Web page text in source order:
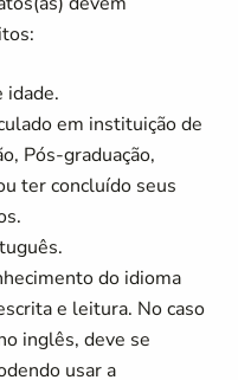
idade.
em instituição de
Pós-graduação,
ter concluído seus
do idioma
e leitura. No caso
inglês, deve se
usar a